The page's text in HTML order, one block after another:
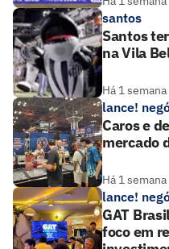
santos
Santos
na Vila
Há 1 semana
lance!
Caros e
mercado
Há 1 semana
lance!
GAT
foco em